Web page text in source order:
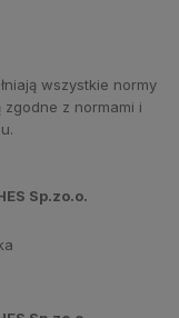
wszystkie normy
z normami i
Sp.zo.o.